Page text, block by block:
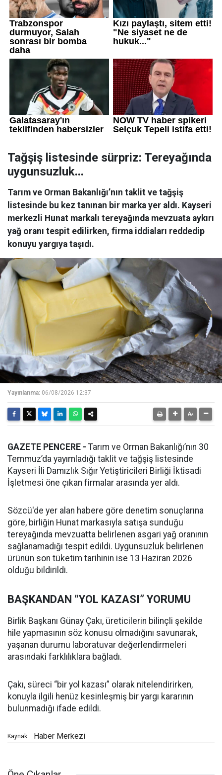
Tağşiş listesinde sürpriz: Tereyağında
uygunsuzluk...
Tarım ve Orman Bakanlığı’nın taklit ve tağşiş
listesinde bu kez tanınan bir marka yer aldı. Kayseri
merkezli Hunat markalı tereyağında mevzuata aykırı
yağ oranı tespit edilirken, firma iddiaları reddedip
konuyu yargıya taşıdı.
Yayınlanma: 06/08/2026 12:37
GAZETE PENCERE - Tarım ve Orman Bakanlığı’nın 30
Temmuz’da yayımladığı taklit ve tağşiş listesinde
Kayseri İli Damızlık Sığır Yetiştiricileri Birliği İktisadi
İşletmesi öne çıkan firmalar arasında yer aldı.
Sözcü'de yer alan habere göre denetim sonuçlarına
göre, birliğin Hunat markasıyla satışa sunduğu
tereyağında mevzuatta belirlenen asgari yağ oranının
sağlanamadığı tespit edildi. Uygunsuzluk belirlenen
ürünün son tüketim tarihinin ise 13 Haziran 2026
olduğu bildirildi.
BAŞKANDAN “YOL KAZASI” YORUMU
Birlik Başkanı Günay Çakı, üreticilerin bilinçli şekilde
hile yapmasının söz konusu olmadığını savunarak,
yaşanan durumu laboratuvar değerlendirmeleri
arasındaki farklılıklara bağladı.
Çakı, süreci “bir yol kazası” olarak nitelendirirken,
konuyla ilgili henüz kesinleşmiş bir yargı kararının
bulunmadığı ifade edildi.
Kaynak: Haber Merkezi